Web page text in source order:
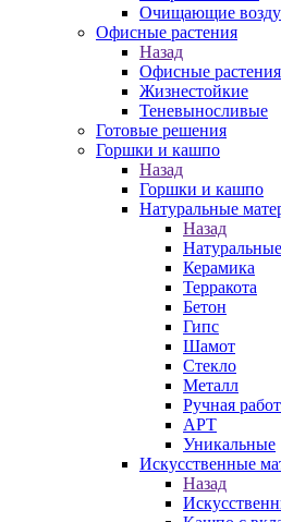
Очищающие
Офисные растения
Назад
Офисные растения
Жизнестойкие
Теневыносливые
Готовые решения
Горшки и кашпо
Назад
Горшки и кашпо
Натуральные
Назад
Керамика
Терракота
Бетон
Гипс
Шамот
Стекло
Металл
Ручная
АРТ
Уникальные
Искусственные
Назад